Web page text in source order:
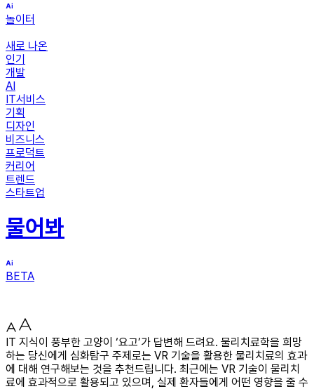
놀이터
새로 나온
인기
개발
AI
IT서비스
기획
디자인
비즈니스
프로덕트
커리어
트렌드
스타트업
물어봐
BETA
IT 지식이 풍부한 고양이 ‘요고’가 답변해 드려요. 물리치료학을 희망
하는 당신에게 심화탐구 주제로는 VR 기술을 활용한 물리치료의 효과
에 대해 연구해보는 것을 추천드립니다. 최근에는 VR 기술이 물리치
료에 효과적으로 활용되고 있으며, 실제 환자들에게 어떤 영향을 줄 수